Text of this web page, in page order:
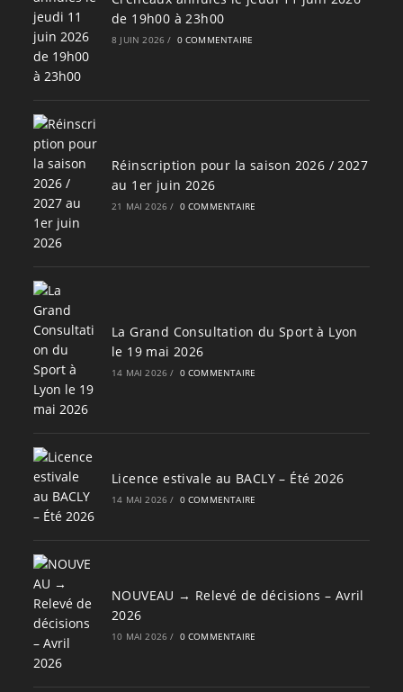
de 19h00 à 23h00
8 JUIN 2026 / 0 COMMENTAIRE
Réinscription pour la saison 2026 / 2027
au 1er juin 2026
21 MAI 2026 / 0 COMMENTAIRE
La Grand Consultation du Sport à Lyon
le 19 mai 2026
14 MAI 2026 / 0 COMMENTAIRE
Licence estivale au BACLY – Été 2026
14 MAI 2026 / 0 COMMENTAIRE
NOUVEAU → Relevé de décisions – Avril
2026
10 MAI 2026 / 0 COMMENTAIRE